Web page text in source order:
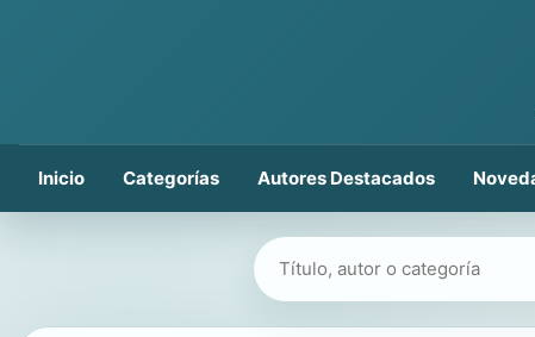
Inicio Categorías Autores Destacados
Buscar libros